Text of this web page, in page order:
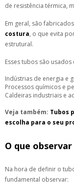
de resistência térmica,
Em geral, são
costura, o que evita
estrutural.
Esses tubos são usados
Indústrias de energia e
Processos químicos e
Caldeiras industriais e
Veja também: Tubos
escolha para o seu
O que
Na hora de definir o
fundamental observar: